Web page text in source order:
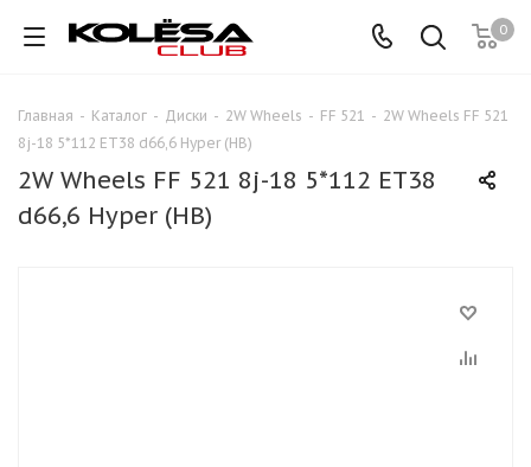
0
Главная - Каталог - Диски - 2W Wheels - FF 521 - 2W Wheels FF 521
8j-18 5*112 ET38 d66,6 Hyper (HB)
2W Wheels FF 521 8j-18 5*112 ET38
d66,6 Hyper (HB)